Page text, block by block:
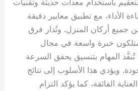
الأداء، مع تطبيق معايير دقيقة
من جميع أركان المنزل. وتُدار فرق
خبرة واسعة في مجال
المهام بتنسيق يحقق السرعة
ويؤدي هذا الأسلوب إلى نتائج
الفائقة، كما يؤكد التزام